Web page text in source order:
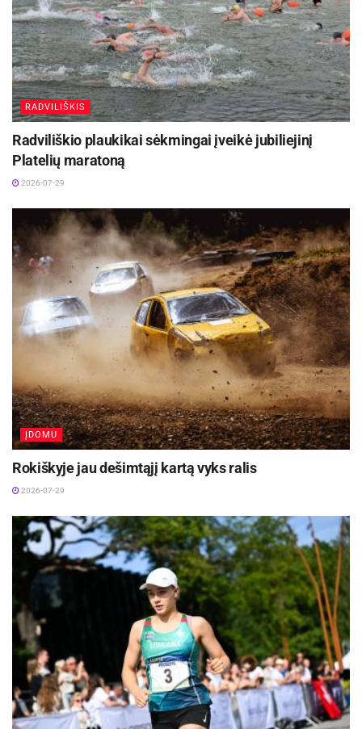
RADVILIŠKIS
Radviliškio plaukikai sėkmingai įveikė jubiliejinį
Platelių maratoną
2026-07-29
ĮDOMU
Rokiškyje jau dešimtąjį kartą vyks ralis
2026-07-29